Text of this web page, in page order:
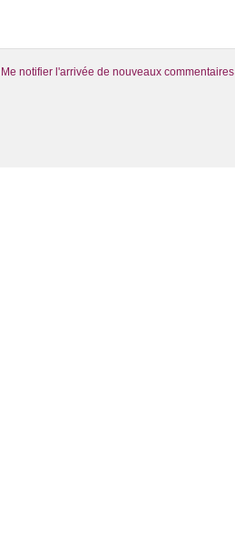
Me notifier l'arrivée de nouveaux commentaires